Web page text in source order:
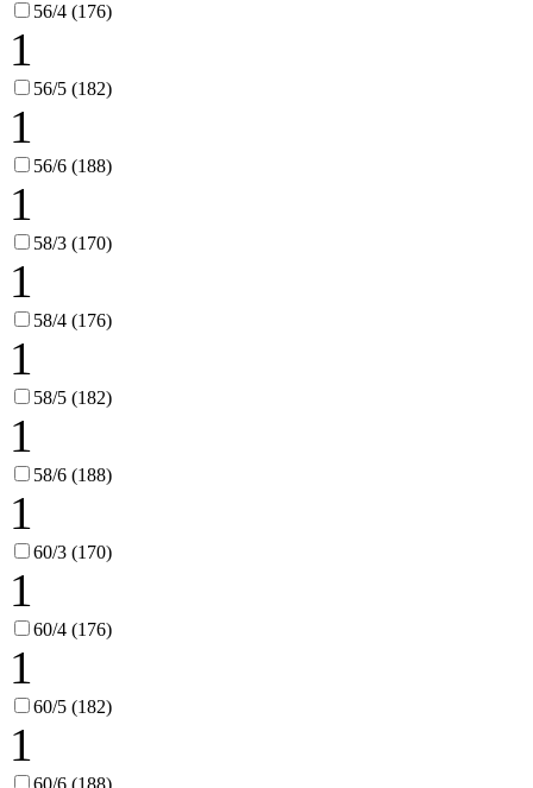
56/4 (176)
1
56/5 (182)
1
56/6 (188)
1
58/3 (170)
1
58/4 (176)
1
58/5 (182)
1
58/6 (188)
1
60/3 (170)
1
60/4 (176)
1
60/5 (182)
1